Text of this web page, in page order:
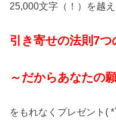
25,000文字（！）を越
引き寄せの法則7つ
～だからあなたの
をもれなくプレゼント(